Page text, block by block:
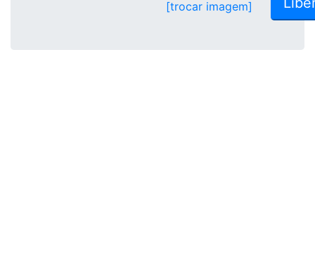
[trocar imagem]